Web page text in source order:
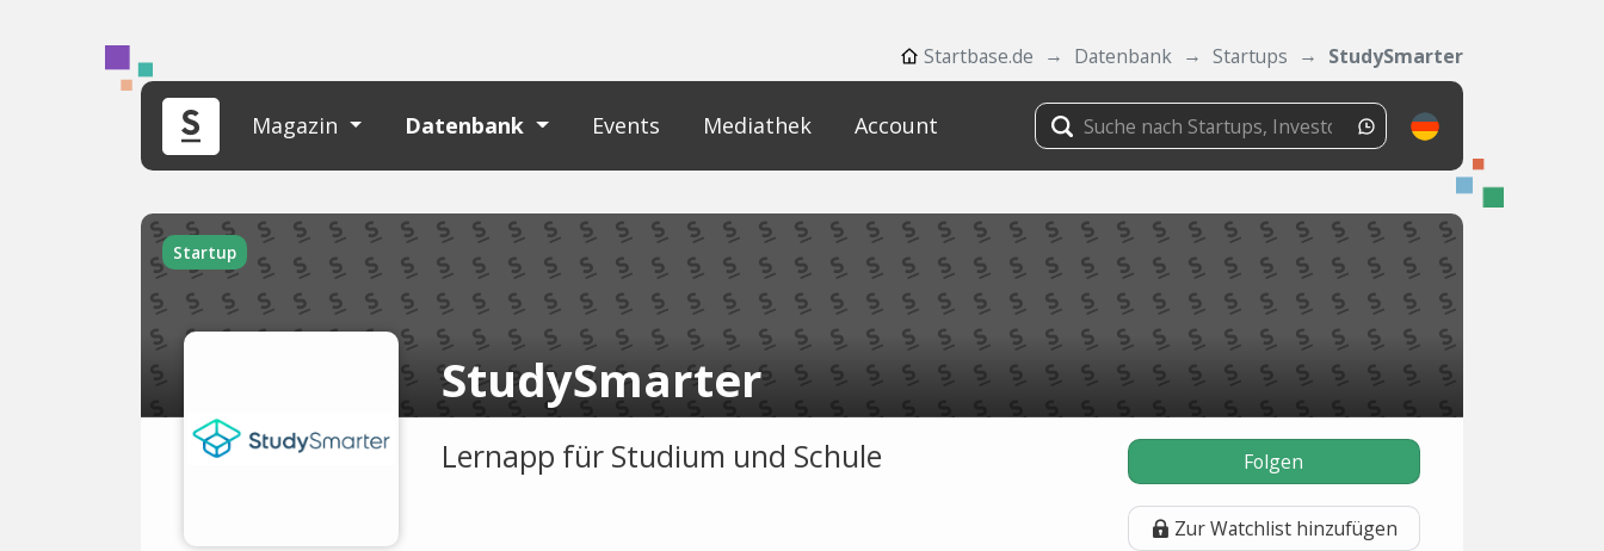
Startbase.de Datenbank Startups StudySmarter
Magazin Datenbank Events Mediathek Account
Startup
StudySmarter
Lernapp für Studium und Schule Folgen
Zur Watchlist hinzufügen